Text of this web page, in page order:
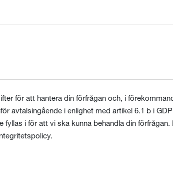
för att hantera din förfrågan och, i
avtalsingående i enlighet med artikel 6.1 b i
fyllas i för att vi ska kunna behandla din förfrågan.